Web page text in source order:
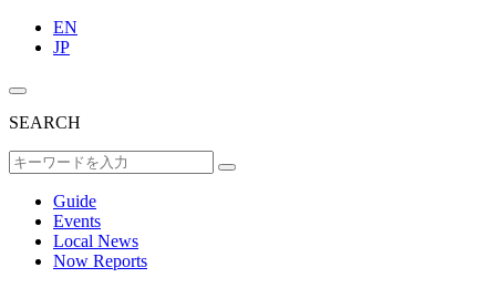
EN
JP
SEARCH
Guide
Events
Local News
Now Reports